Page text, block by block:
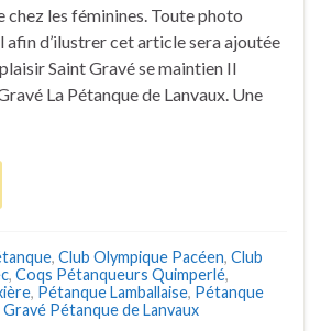
les féminines. Toute photo
afin d’ilustrer cet article sera ajoutée
Saint Gravé se maintien Il
La Pétanque de Lanvaux. Une
, Club Olympique Pacéen, Club
, Coqs Pétanqueurs Quimperlé,
, Pétanque Lamballaise, Pétanque
Gravé Pétanque de Lanvaux